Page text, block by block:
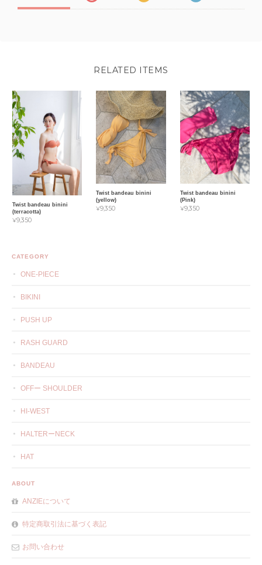
RELATED ITEMS
Twist bandeau binini
(terracotta)
¥9,350
Twist bandeau binini
(yellow)
¥9,350
Twist bandeau binini
(Pink)
¥9,350
CATEGORY
ONE-PIECE
BIKINI
PUSH UP
RASH GUARD
BANDEAU
OFFー SHOULDER
HI-WEST
HALTERーNECK
HAT
ABOUT
ANZIEについて
特定商取引法に基づく表記
お問い合わせ